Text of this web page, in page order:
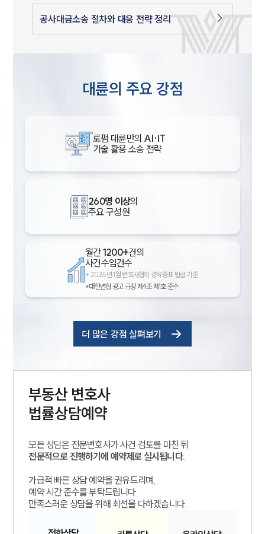
공사대금소송 절차와 대응 전략 정리
대륜의 주요 강점
로펌 대륜만의 AI·IT
기술 활용 소송 전략
260명 이상의
주요 구성원
월간1200+건의
사건수임건수
* 2026년 1월 변호사협회 경유증표 발급 기준
*대한변협 광고 규정 제4조 제1호 준수
더 많은 강점 살펴보기
부동산 변호사
법률상담예약
모든 상담은 전문변호사가 사건 검토를 마친 뒤
전문적으로 진행하기에 예약제로 실시됩니다.
가급적 빠른 상담 예약을 권유드리며,
예약 시간 준수를 부탁드립니다.
만족스러운 상담을 위해 최선을 다하겠습니다.